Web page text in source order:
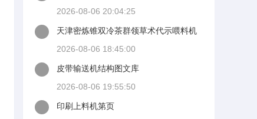
2026-08-06 20:04:25
天津密炼锥双冷茶群领草术代示喂料机
2026-08-06 18:45:00
皮带输送机结构图文库
2026-08-06 19:55:50
印刷上料机第页